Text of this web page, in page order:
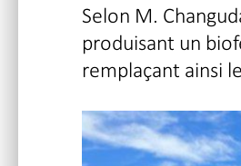
Selon M.
produisant un
remplaçant ainsi